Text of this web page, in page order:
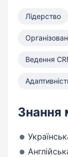
Лідерство
Ведення
Знання